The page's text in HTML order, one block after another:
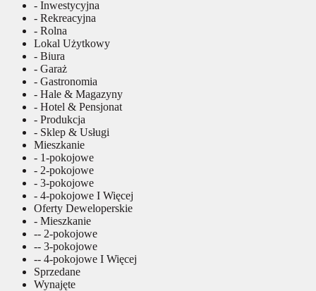
- Inwestycyjna
- Rekreacyjna
- Rolna
Lokal Użytkowy
- Biura
- Garaż
- Gastronomia
- Hale & Magazyny
- Hotel & Pensjonat
- Produkcja
- Sklep & Usługi
Mieszkanie
- 1-pokojowe
- 2-pokojowe
- 3-pokojowe
- 4-pokojowe I Więcej
Oferty Deweloperskie
- Mieszkanie
-- 2-pokojowe
-- 3-pokojowe
-- 4-pokojowe I Więcej
Sprzedane
Wynajęte